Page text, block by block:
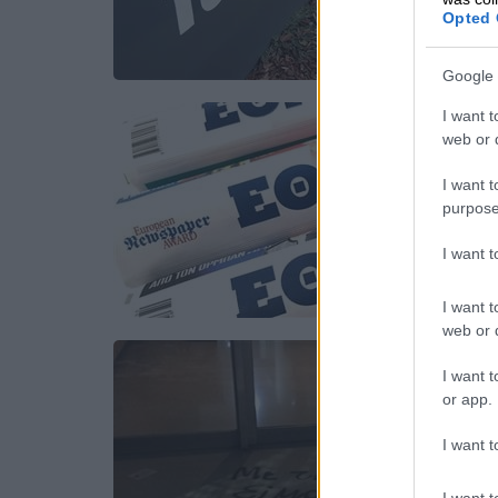
Opted
Google
I want
web or
I want
I want
I want
web or
I want
or app.
I want